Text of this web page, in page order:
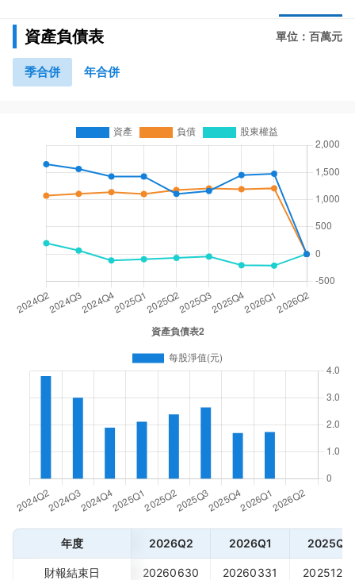
資產負債表 單位：百萬元
季合併 年合併
年度 2026Q2 2026Q1 2025Q4
財報結束日 20260630 20260331 20251231